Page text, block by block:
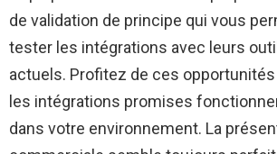
de validation de principe qui vous
tester les intégrations avec leurs
actuels. Profitez de ces
les intégrations promises
dans votre environnement. La